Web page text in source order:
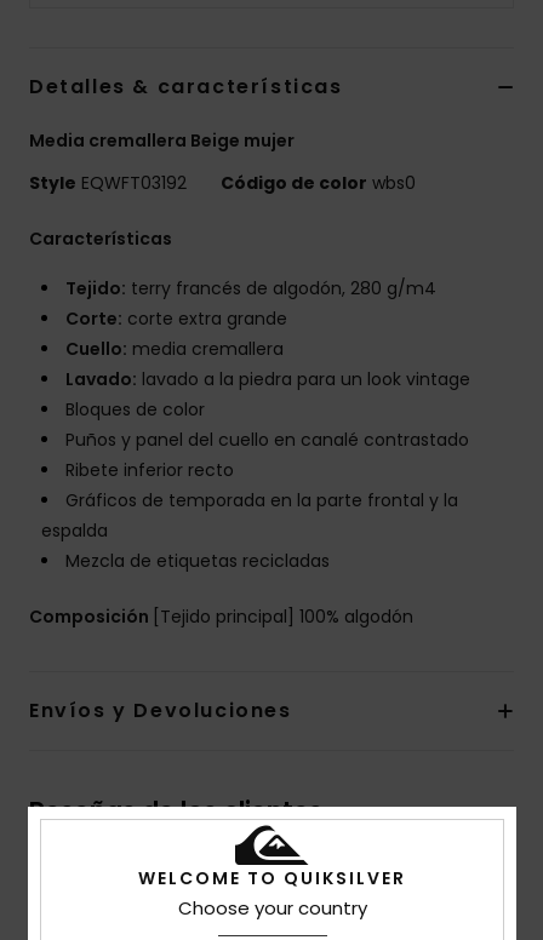
Detalles & características
Media cremallera Beige mujer
Style EQWFT03192 Código de color wbs0
Características
Tejido: terry francés de algodón, 280 g/m4
Corte: corte extra grande
Cuello: media cremallera
Lavado: lavado a la piedra para un look vintage
Bloques de color
Puños y panel del cuello en canalé contrastado
Ribete inferior recto
Gráficos de temporada en la parte frontal y la
espalda
Mezcla de etiquetas recicladas
Composición [Tejido principal] 100% algodón
Envíos y Devoluciones
Reseñas de los clientes
Puntuación media
WELCOME TO QUIKSILVER
Choose your country